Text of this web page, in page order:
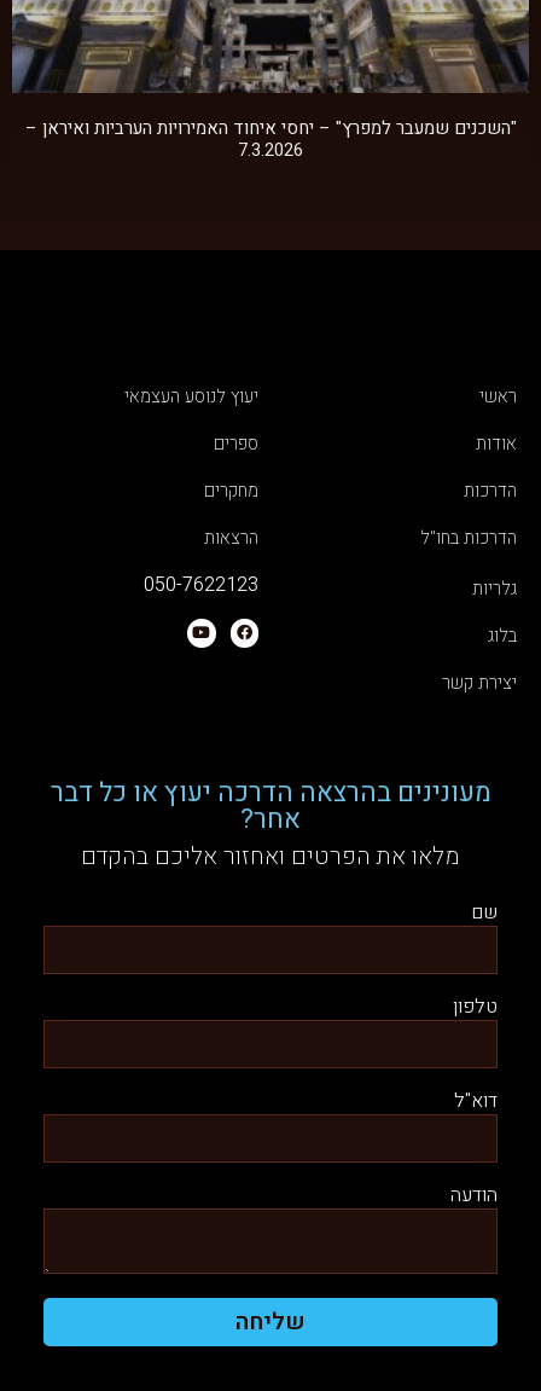
"השכנים שמעבר למפרץ" – יחסי איחוד האמירויות הערביות ואיראן –
7.3.2026
ראשי
אודות
הדרכות
הדרכות בחו"ל
יעוץ לנוסע העצמאי
ספרים
מחקרים
הרצאות
גלריות
בלוג
יצירת קשר
050-7622123
מעונינים בהרצאה הדרכה יעוץ או כל דבר
אחר?
מלאו את הפרטים ואחזור אליכם בהקדם
שם
טלפון
דוא"ל
הודעה
שליחה